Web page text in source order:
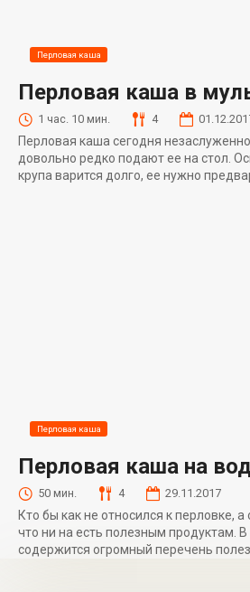
Перловая каша
Перловая каша в
1 час. 10 мин. 4
Перловая каша сегодня
довольно редко подают ее на стол.
крупа варится долго, ее нужно
Перловая каша
Перловая каша на
50 мин. 4 29.11.2017
Кто бы как не относился к перловке,
что ни на есть полезным продуктам.
содержится огромный перечень